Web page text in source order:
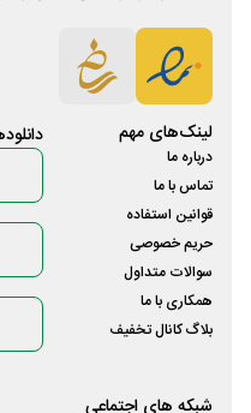
لینک‌های مهم
درباره ما
تماس با ما
قوانین استفاده
حریم خصوصی
سوالات متداول
همکاری با ما
بلاگ کانال تخفیف
شبکه های اجتماعی